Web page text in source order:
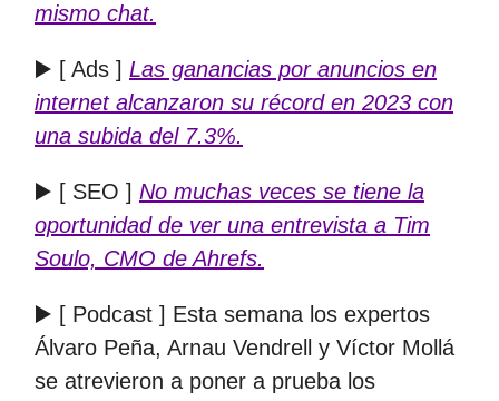
mismo chat.
▶️ [ Ads ] Las ganancias por anuncios en
internet alcanzaron su récord en 2023 con
una subida del 7.3%.
▶️ [ SEO ] No muchas veces se tiene la
oportunidad de ver una entrevista a Tim
Soulo, CMO de Ahrefs.
▶️ [ Podcast ] Esta semana los expertos
Álvaro Peña, Arnau Vendrell y Víctor Mollá
se atrevieron a poner a prueba los